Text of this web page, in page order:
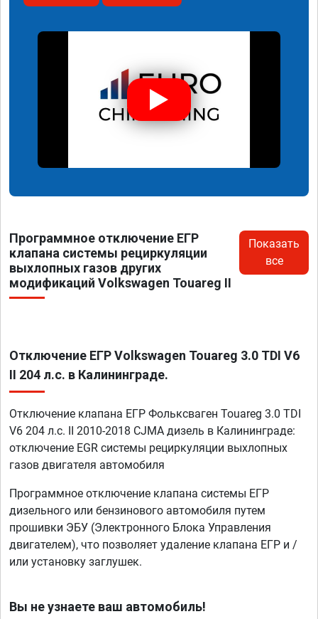
Программное отключение ЕГР
клапана системы рециркуляции
выхлопных газов других
модификаций Volkswagen Touareg II
Показать
все
Отключение ЕГР Volkswagen Touareg 3.0 TDI V6
II 204 л.с. в Калининграде.
Отключение клапана ЕГР Фольксваген Touareg 3.0 TDI
V6 204 л.с. II 2010-2018 CJMA дизель в Калининграде:
отключение EGR системы рециркуляции выхлопных
газов двигателя автомобиля
Программное отключение клапана системы ЕГР
дизельного или бензинового автомобиля путем
прошивки ЭБУ (Электронного Блока Управления
двигателем), что позволяет удаление клапана ЕГР и /
или установку заглушек.
Вы не узнаете ваш автомобиль!